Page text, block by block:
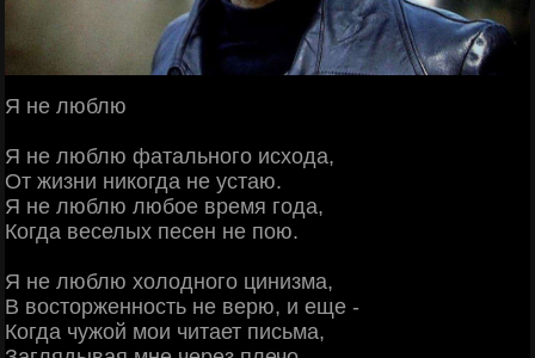
Я не люблю
Я не люблю фатального исхода,
От жизни никогда не устаю.
Я не люблю любое время года,
Когда веселых песен не пою.
Я не люблю холодного цинизма,
В восторженность не верю, и еще -
Когда чужой мои читает письма,